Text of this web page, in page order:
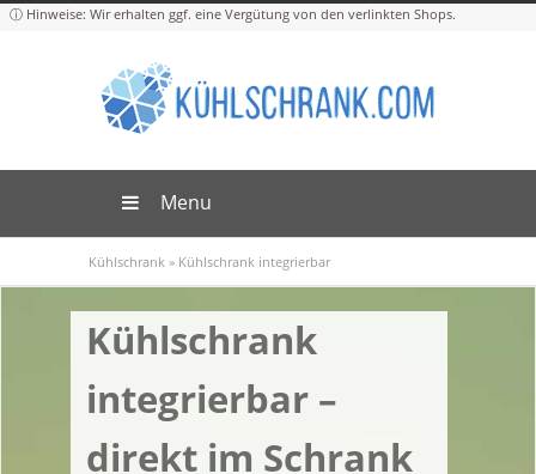
Menu
Kühlschrank » Kühlschrank integrierbar
Kühlschrank
integrierbar –
direkt im Schrank